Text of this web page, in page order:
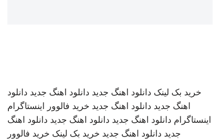
خرید بک لینک دانلود اهنگ جدید دانلود اهنگ جدید دانلود
اهنگ جدید دانلود اهنگ جدید خرید فالوور اینستاگرام
اینستاگرام دانلود اهنگ جدید دانلود اهنگ جدید دانلود اهنگ
جدید دانلود اهنگ جدید خرید بک لینک خرید فالوور